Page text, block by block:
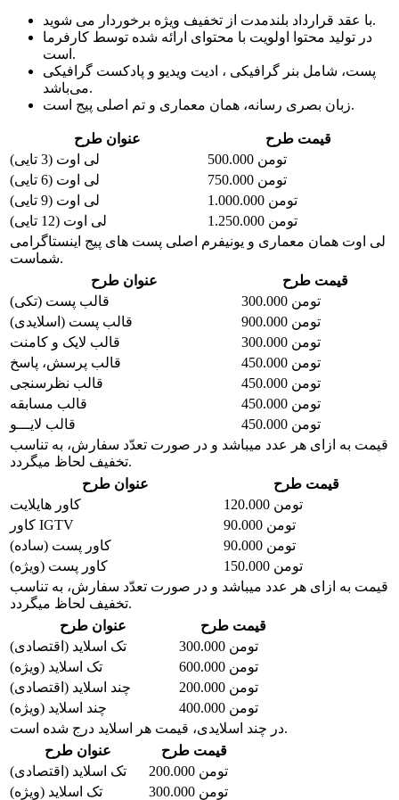
با عقد قرارداد بلندمدت از تخفیف ویژه برخوردار می شوید.
در تولید محتوا اولویت با محتوای ارائه شده توسط کارفرما
است.
پست، شامل بنر گرافیکی ، ادیت ویدیو و پادکست گرافیکی
می‌باشد.
زبان بصری رسانه، همان معماری و تم اصلی پیج است.
عنوان طرح
قیمت طرح
لی اوت (3 تایی)
500.000 تومن
لی اوت (6 تایی)
750.000 تومن
لی اوت (9 تایی)
1.000.000 تومن
لی اوت (12 تایی)
1.250.000 تومن
لی اوت همان معماری و یونیفرم اصلی پست های پیج اینستاگرامی
شماست.
عنوان طرح
قیمت طرح
قالب پست (تکی)
300.000 تومن
قالب پست (اسلایدی)
900.000 تومن
قالب لایک و کامنت
300.000 تومن
قالب پرسش، پاسخ
450.000 تومن
قالب نظرسنجی
450.000 تومن
قالب مسابقه
450.000 تومن
قالب لایـــو
450.000 تومن
قیمت به ازای هر عدد میباشد و در صورت تعدّد سفارش، به تناسب
تخفیف لحاظ میگردد.
عنوان طرح
قیمت طرح
کاور هایلایت
120.000 تومن
کاور IGTV
90.000 تومن
کاور پست (ساده)
90.000 تومن
کاور پست (ویژه)
150.000 تومن
قیمت به ازای هر عدد میباشد و در صورت تعدّد سفارش، به تناسب
تخفیف لحاظ میگردد.
عنوان طرح
قیمت طرح
تک اسلاید (اقتصادی)
300.000 تومن
تک اسلاید (ویژه)
600.000 تومن
چند اسلاید (اقتصادی)
200.000 تومن
چند اسلاید (ویژه)
400.000 تومن
در چند اسلایدی، قیمت هر اسلاید درج شده است.
عنوان طرح
قیمت طرح
تک اسلاید (اقتصادی)
200.000 تومن
تک اسلاید (ویژه)
300.000 تومن